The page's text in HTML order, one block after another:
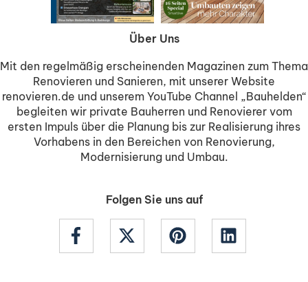
Über Uns
Mit den regelmäßig erscheinenden Magazinen zum Thema
Renovieren und Sanieren, mit unserer Website
renovieren.de und unserem YouTube Channel „Bauhelden“
begleiten wir private Bauherren und Renovierer vom
ersten Impuls über die Planung bis zur Realisierung ihres
Vorhabens in den Bereichen von Renovierung,
Modernisierung und Umbau.
Folgen Sie uns auf